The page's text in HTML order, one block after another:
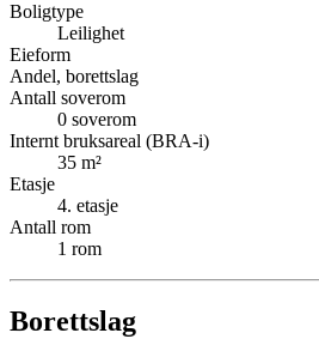
Boligtype
Leilighet
Eieform
Andel, borettslag
Antall soverom
0 soverom
Internt bruksareal (BRA-i)
35 m²
Etasje
4. etasje
Antall rom
1 rom
Borettslag